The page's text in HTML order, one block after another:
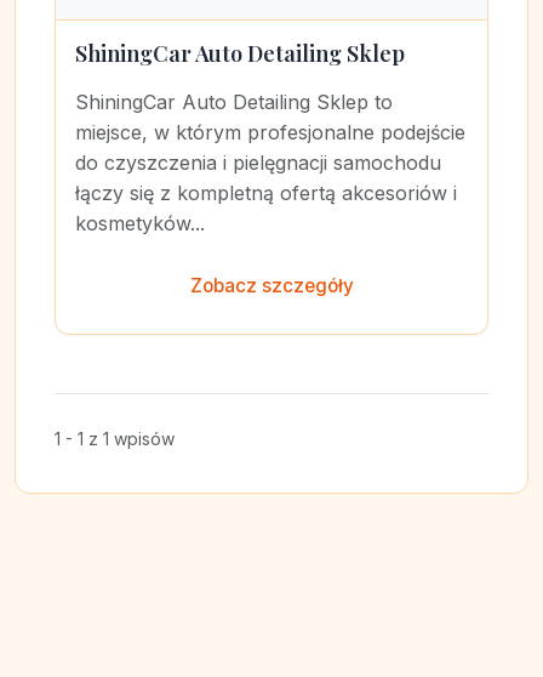
ShiningCar Auto Detailing Sklep
ShiningCar Auto Detailing Sklep to
miejsce, w którym profesjonalne podejście
do czyszczenia i pielęgnacji samochodu
łączy się z kompletną ofertą akcesoriów i
kosmetyków...
Zobacz szczegóły
1 - 1 z 1 wpisów